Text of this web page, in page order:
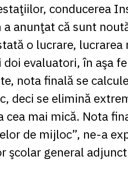
conducerea
a anunţat că sunt
o lucrare, lucrarea
evaluatori, în aşa
nota finală se
deci se elimină
cea mai mică. Nota
de mijloc”, ne-a
şcolar general